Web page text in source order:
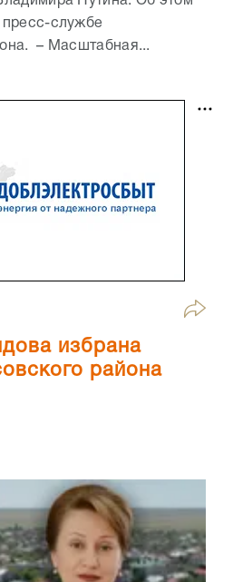
службе
– Масштабная...
избрана
района